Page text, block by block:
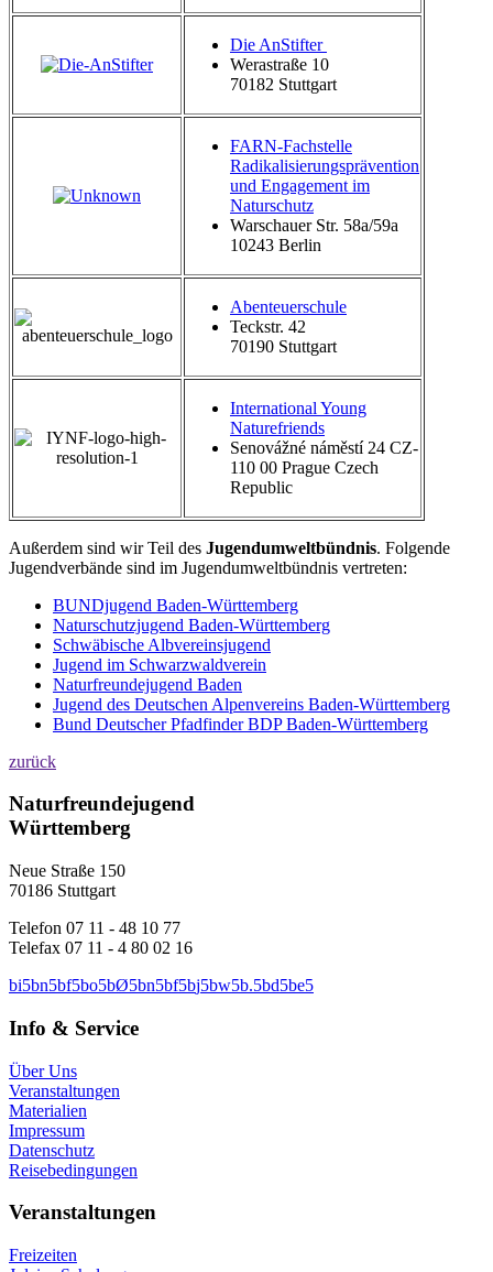
Die AnStifter
Werastraße 10
70182 Stuttgart
FARN-Fachstelle
Radikalisierungsprävention
und Engagement im
Naturschutz
Warschauer Str. 58a/59a
10243 Berlin
Abenteuerschule
Teckstr. 42
70190 Stuttgart
International Young
Naturefriends
Senovážné náměstí 24 CZ-
110 00 Prague Czech
Republic
Außerdem sind wir Teil des Jugendumweltbündnis. Folgende
Jugendverbände sind im Jugendumweltbündnis vertreten:
BUNDjugend Baden-Württemberg
Naturschutzjugend Baden-Württemberg
Schwäbische Albvereinsjugend
Jugend im Schwarzwaldverein
Naturfreundejugend Baden
Jugend des Deutschen Alpenvereins Baden-Württemberg
Bund Deutscher Pfadfinder BDP Baden-Württemberg
zurück
Naturfreundejugend
Württemberg
Neue Straße 150
70186 Stuttgart
Telefon 07 11 - 48 10 77
Telefax 07 11 - 4 80 02 16
bi5bn5bf5bo5bØ5bn5bf5bj5bw5b.5bd5be5
Info & Service
Über Uns
Veranstaltungen
Materialien
Impressum
Datenschutz
Reisebedingungen
Veranstaltungen
Freizeiten